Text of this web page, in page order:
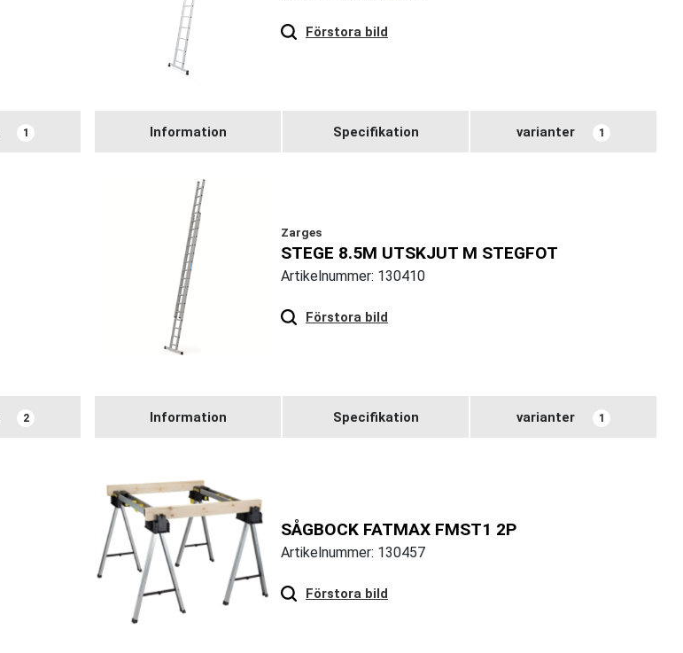
1
Förstora bild
Information Specifikation varianter 1
2
Zarges
STEGE 8.5M UTSKJUT M STEGFOT
Artikelnummer: 130410
Förstora bild
Information Specifikation varianter 1
SÅGBOCK FATMAX FMST1 2P
Artikelnummer: 130457
Förstora bild